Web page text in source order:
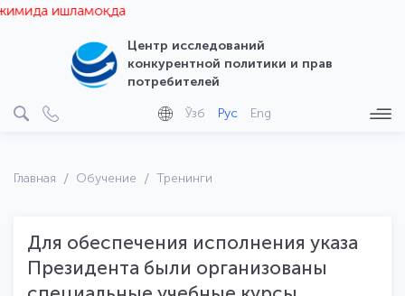
ишламоқда
Центр исследований
конкурентной политики и прав
потребителей
Ўзб Рус Eng
Главная Обучение Тренинги
Для обеспечения исполнения указа
Президента были организованы